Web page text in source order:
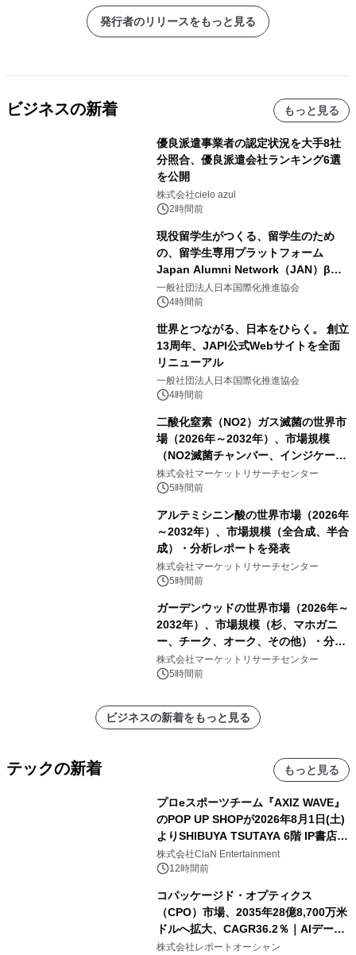
発行者のリリースをもっと見る
ビジネスの新着 もっと見る
優良派遣事業者の認定状況を大手8社
分照合、優良派遣会社ランキング6選
を公開
株式会社cielo azul
2時間前
現役留学生がつくる、留学生のため
の、留学生専用プラットフォーム
Japan Alumni Network（JAN）β版
をリリース
一般社団法人日本国際化推進協会
4時間前
世界とつながる、日本をひらく。 創立
13周年、JAPI公式Webサイトを全面
リニューアル
一般社団法人日本国際化推進協会
4時間前
二酸化窒素（NO2）ガス滅菌の世界市
場（2026年～2032年）、市場規模
（NO2滅菌チャンバー、インジケータ
ーおよびモニタリングシステム、その
他）・分析レポートを発表
株式会社マーケットリサーチセンター
5時間前
アルテミシニン酸の世界市場（2026年
～2032年）、市場規模（全合成、半合
成）・分析レポートを発表
株式会社マーケットリサーチセンター
5時間前
ガーデンウッドの世界市場（2026年～
2032年）、市場規模（杉、マホガニ
ー、チーク、オーク、その他）・分析
レポートを発表
株式会社マーケットリサーチセンター
5時間前
ビジネスの新着をもっと見る
テックの新着 もっと見る
プロeスポーツチーム『AXIZ WAVE』
のPOP UP SHOPが2026年8月1日(土)
よりSHIBUYA TSUTAYA 6階 IP書店で
開催決定！！
株式会社ClaN Entertainment
12時間前
コパッケージド・オプティクス
（CPO）市場、2035年28億8,700万米
ドルへ拡大、CAGR36.2％｜AIデータ
センター・高速光通信需要が成長を加
株式会社レポートオーシャン